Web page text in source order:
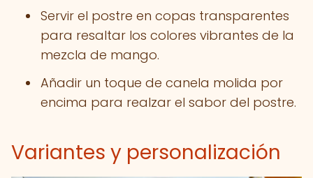
Servir el postre en copas transparentes
para resaltar los colores vibrantes de la
mezcla de mango.
Añadir un toque de canela molida por
encima para realzar el sabor del postre.
Variantes y personalización